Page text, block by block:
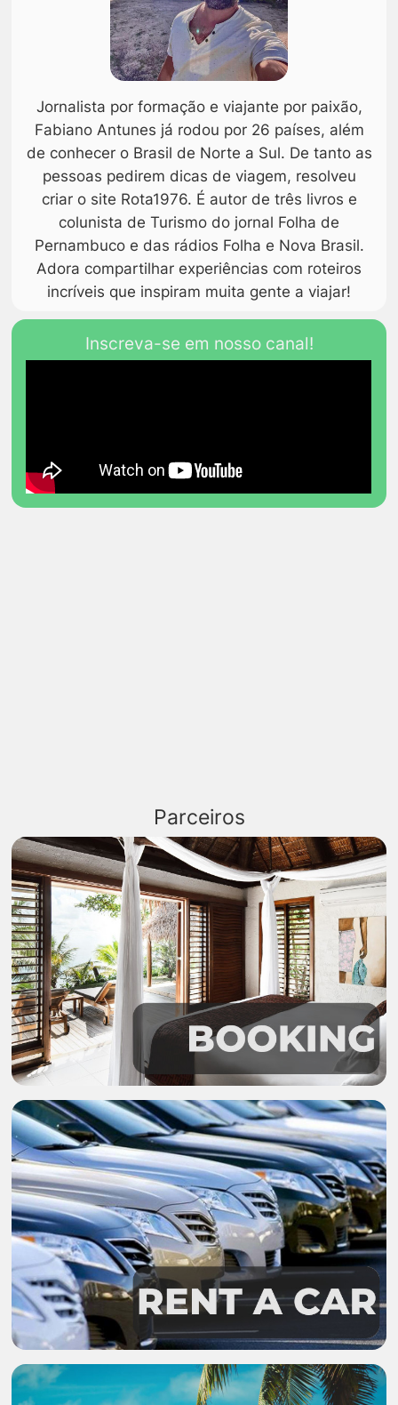
Jornalista por formação e viajante por paixão,
Fabiano Antunes já rodou por 26 países, além
de conhecer o Brasil de Norte a Sul. De tanto as
pessoas pedirem dicas de viagem, resolveu
criar o site Rota1976. É autor de três livros e
colunista de Turismo do jornal Folha de
Pernambuco e das rádios Folha e Nova Brasil.
Adora compartilhar experiências com roteiros
incríveis que inspiram muita gente a viajar!
Inscreva-se em nosso canal!
Parceiros